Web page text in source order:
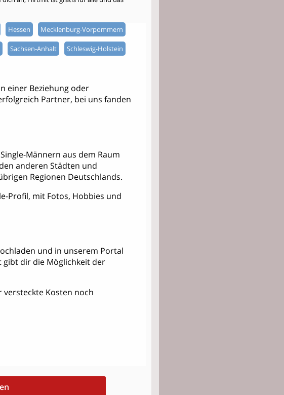
Hessen Mecklenburg-Vorpommern
Sachsen-Anhalt Schleswig-Holstein
einer Beziehung oder
Partner, bei uns fanden
Männern aus dem Raum
anderen Städten und
Regionen Deutschlands.
Profil, mit Fotos, Hobbies und
und in unserem Portal
dir die Möglichkeit der
versteckte Kosten noch